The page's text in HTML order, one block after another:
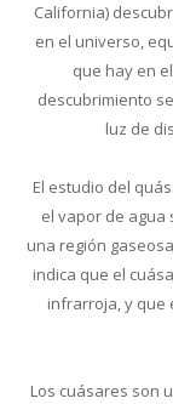
California)
en el universo,
que hay en
descubrimiento
luz de
El estudio del
el vapor de
una región
indica que el
infrarroja, y que
Los cuásares son